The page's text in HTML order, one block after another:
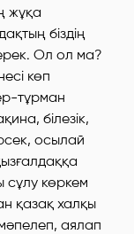
жұқа
біздің
Ол ол ма?
көп
тұрман
білезік,
осылай
сұлу көркем
қазақ халқы
аялап